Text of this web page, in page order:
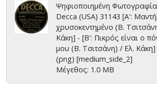
Ψηφιοποιημένη
Decca (USA) 31143 [Α':
χρυσοκεντημένο (Β.
Κάκη] - [Β': Πικρός είναι ο
μου (Β. Τσιτσάνη) / Ελ. Κάκη]
(png) [medium_side_2]
Μέγεθος: 1.0 MB